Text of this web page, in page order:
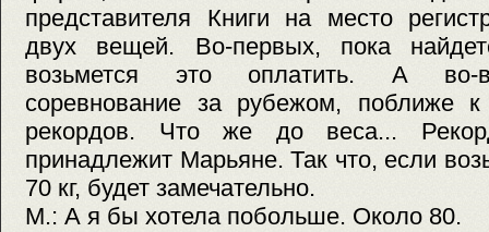
представителя Книги на место
двух вещей. Во-первых, пока
возьмется это оплатить. А во-
соревнование за рубежом, поближе к
рекордов. Что же до веса...
принадлежит Марьяне. Так что, если
70 кг, будет замечательно.
М.: А я бы хотела побольше. Около 80.